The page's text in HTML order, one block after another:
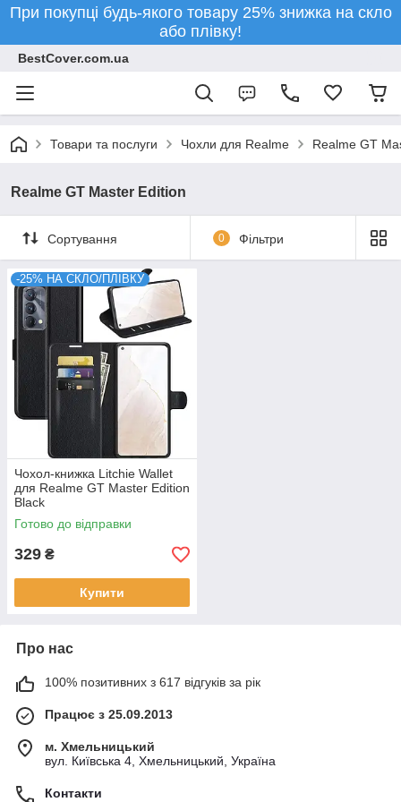
При покупці будь-якого товару 25% знижка на скло
або плівку!
BestCover.com.ua
Товари та послуги Чохли для Realme Realme GT
Realme GT Master Edition
Сортування 0 Фільтри
-25% НА СКЛО/ПЛІВКУ
Чохол-книжка Litchie Wallet
для Realme GT Master Edition
Black
Готово до відправки
329 ₴
Купити
Про нас
100% позитивних з 617 відгуків за рік
Працює з 25.09.2013
м. Хмельницький
вул. Київська 4, Хмельницький, Україна
Контакти